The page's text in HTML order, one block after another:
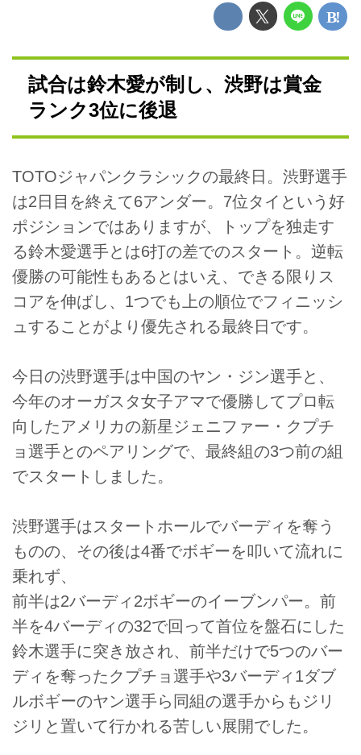
試合は鈴木愛が制し、渋野は賞金
ランク3位に後退
TOTOジャパンクラシックの最終日。渋野選手
は2日目を終えて6アンダー。7位タイという好
ポジションではありますが、トップを独走す
る鈴木愛選手とは6打の差でのスタート。逆転
優勝の可能性もあるとはいえ、できる限りス
コアを伸ばし、1つでも上の順位でフィニッシ
ュすることがより優先される最終日です。
今日の渋野選手は中国のヤン・ジン選手と、
今年のオーガスタ女子アマで優勝してプロ転
向したアメリカの新星ジェニファー・クプチ
ョ選手とのペアリングで、最終組の3つ前の組
でスタートしました。
渋野選手はスタートホールでバーディを奪う
ものの、その後は4番でボギーを叩いて流れに
乗れず、
前半は2バーディ2ボギーのイーブンパー。前
半を4バーディの32で回って首位を盤石にした
鈴木選手に突き放され、前半だけで5つのバー
ディを奪ったクプチョ選手や3バーディ1ダブ
ルボギーのヤン選手ら同組の選手からもジリ
ジリと置いて行かれる苦しい展開でした。